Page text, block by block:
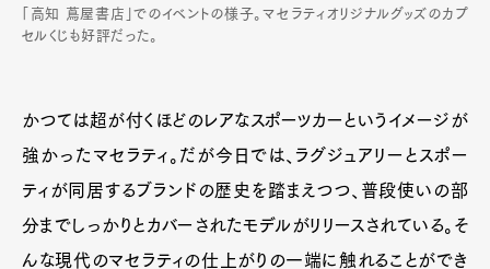
「高知 蔦屋書店」でのイベントの様子。マセラティオリジナルグッズのカプ
セルくじも好評だった。
かつては超が付くほどのレアなスポーツカーというイメージが
強かったマセラティ。だが今日では、ラグジュアリーとスポー
ティが同居するブランドの歴史を踏まえつつ、普段使いの部
分までしっかりとカバーされたモデルがリリースされている。そ
んな現代のマセラティの仕上がりの一端に触れることができ